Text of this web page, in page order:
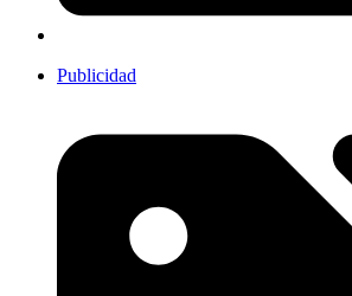
Publicidad